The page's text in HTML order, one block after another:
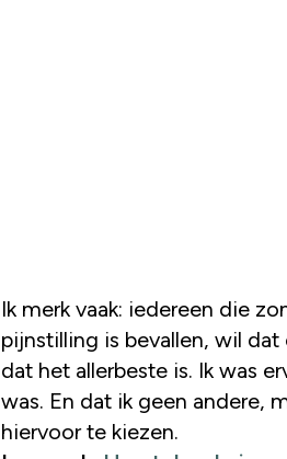
Ik merk vaak: iedereen die
pijnstilling is bevallen, wil
dat het allerbeste is. Ik was
was. En dat ik geen andere,
hiervoor te kiezen.